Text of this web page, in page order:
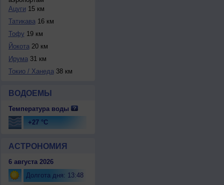
Ацуги 15 км
Татикава16 км
Тофу 19 км
Йокота20 км
Ирума31 км
Токио / Ханеда38 км
ВОДОЕМЫ
Температура воды
+27 °C
АСТРОНОМИЯ
6 августа 2026
Долгота дня: 13:48